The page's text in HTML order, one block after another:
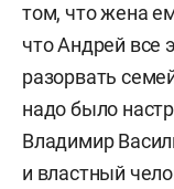
том, что жена
что Андрей все
разорвать
надо было
Владимир
и властный